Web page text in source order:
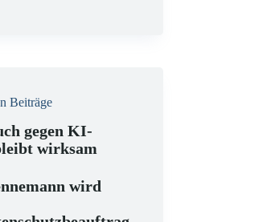
Beiträge
gegen KI-
wirksam
wird